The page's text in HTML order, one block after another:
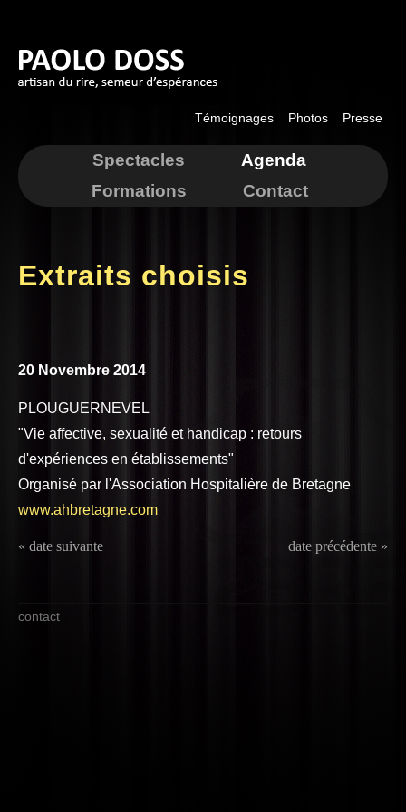
Aller au
contenu
Témoignages Photos Presse
Spectacles
Agenda
Formations
Contact
Extraits choisis
20 Novembre 2014
PLOUGUERNEVEL
"Vie affective, sexualité et handicap : retours
d'expériences en établissements"
Organisé par l'Association Hospitalière de Bretagne
www.ahbretagne.com
date précédente »
« date suivante
contact